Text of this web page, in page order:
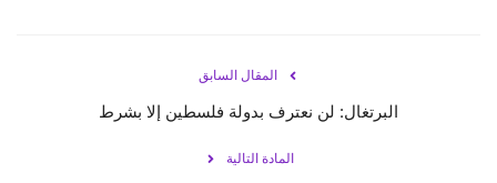
المقال السابق
البرتغال: لن نعترف بدولة فلسطين إلا بشرط
المادة التالية